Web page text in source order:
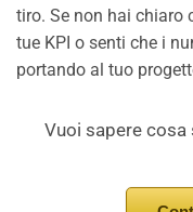
tiro. Se non hai chiaro
tue KPI o senti che i
portando al tuo
Vuoi sapere